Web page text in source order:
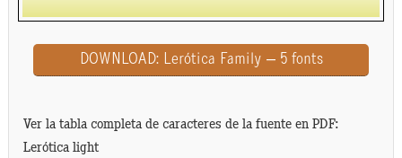
DOWNLOAD: Lerótica Family – 5 fonts
Ver la tabla completa de caracteres de la fuente en PDF:
Lerótica light